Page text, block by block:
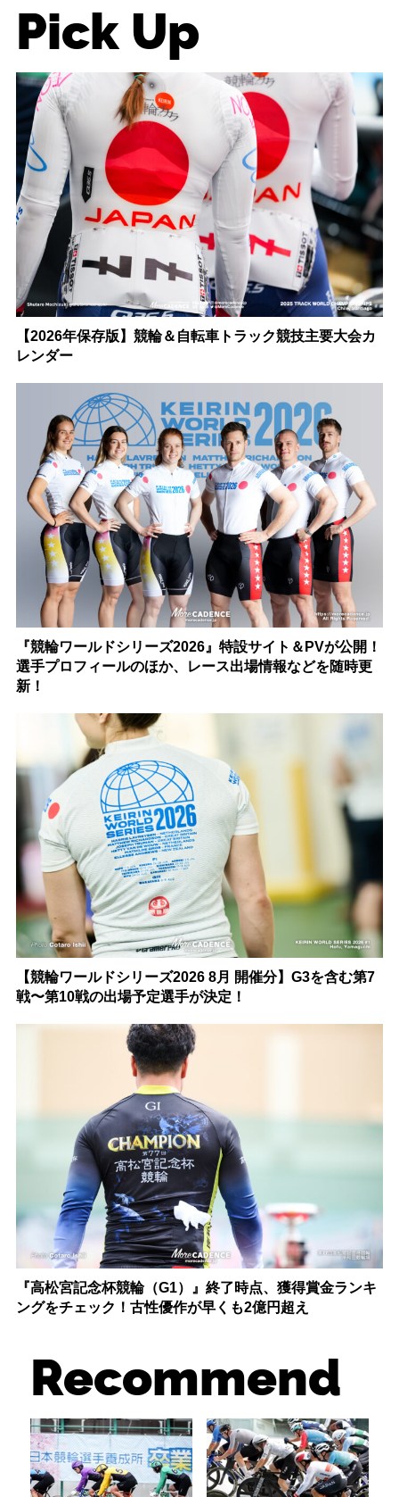
Pick Up
【2026年保存版】競輪＆自転車トラック競技主要大会カ
レンダー
『競輪ワールドシリーズ2026』特設サイト＆PVが公開！
選手プロフィールのほか、レース出場情報などを随時更
新！
【競輪ワールドシリーズ2026 8月 開催分】G3を含む第7
戦〜第10戦の出場予定選手が決定！
『高松宮記念杯競輪（G1）』終了時点、獲得賞金ランキ
ングをチェック！古性優作が早くも2億円超え
Recommend